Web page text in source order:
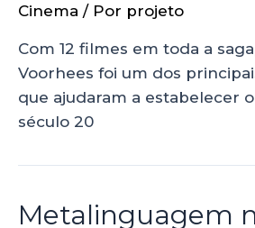
Cinema / Por projeto
Com 12 filmes em toda a
Voorhees foi um dos
que ajudaram a estabelecer
século 20
Metalinguagem